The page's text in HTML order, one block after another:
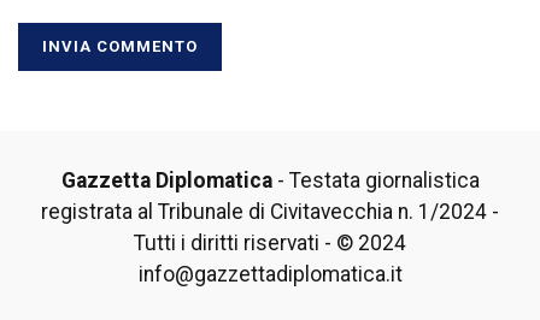
Gazzetta Diplomatica- Testata giornalistica
registrata al Tribunale di Civitavecchia n. 1/2024 -
Tutti i diritti riservati - © 2024
info@gazzettadiplomatica.it